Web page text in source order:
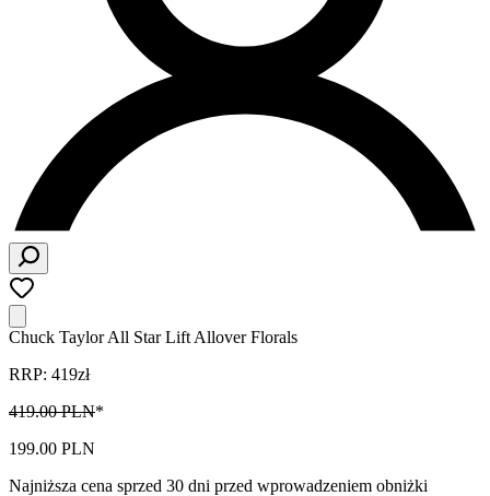
Chuck Taylor All Star Lift Allover Florals
RRP: 419zł
419.00 PLN*
199.00 PLN
Najniższa cena sprzed 30 dni przed wprowadzeniem obniżki